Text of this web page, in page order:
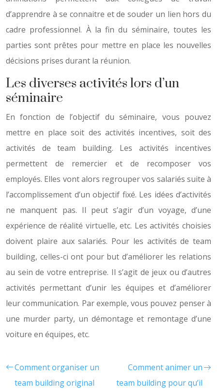
d’apprendre à se connaitre et de souder un lien hors du
cadre professionnel. À la fin du séminaire, toutes les
parties sont prêtes pour mettre en place les nouvelles
décisions prises durant la réunion.
Les diverses activités lors d’un
séminaire
En fonction de l’objectif du séminaire, vous pouvez
mettre en place soit des activités incentives, soit des
activités de team building. Les activités incentives
permettent de remercier et de recomposer vos
employés. Elles vont alors regrouper vos salariés suite à
l’accomplissement d’un objectif fixé. Les idées d’activités
ne manquent pas. Il peut s’agir d’un voyage, d’une
expérience de réalité virtuelle, etc. Les activités choisies
doivent plaire aux salariés. Pour les activités de team
building, celles-ci ont pour but d’améliorer les relations
au sein de votre entreprise. Il s’agit de jeux ou d’autres
activités permettant d’unir les équipes et d’améliorer
leur communication. Par exemple, vous pouvez penser à
une murder party, un démontage et remontage d’une
voiture en équipes, etc.
Comment organiser un
team building original
Comment animer un
team building pour qu’il